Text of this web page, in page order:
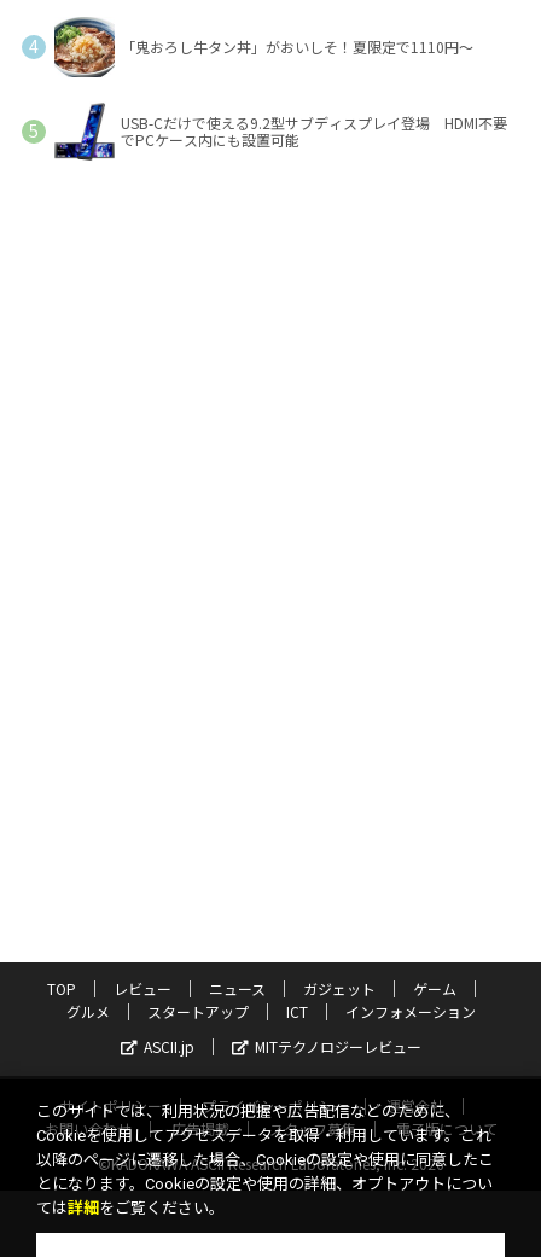
「鬼おろし牛タン丼」がおいしそ！夏限定で1110円～
USB-Cだけで使える9.2型サブディスプレイ登場 HDMI不要
でPCケース内にも設置可能
TOP レビュー ニュース ガジェット
ゲーム
グルメ
スタートアップ ICT
インフォメーション
ASCII.jp
MITテクノロジーレビュー
サイトポリシー プライバシーポリシー
運営会社
お問い合わせ
広告掲載 スタッフ募集
電子版について
©KADOKAWA ASCII Research Laboratories, Inc. 2026
このサイトでは、利用状況の把握や広告配信などのために、
Cookieを使用してアクセスデータを取得・利用しています。これ
以降のページに遷移した場合、Cookieの設定や使用に同意したこ
とになります。Cookieの設定や使用の詳細、オプトアウトについ
ては詳細 をご覧ください。